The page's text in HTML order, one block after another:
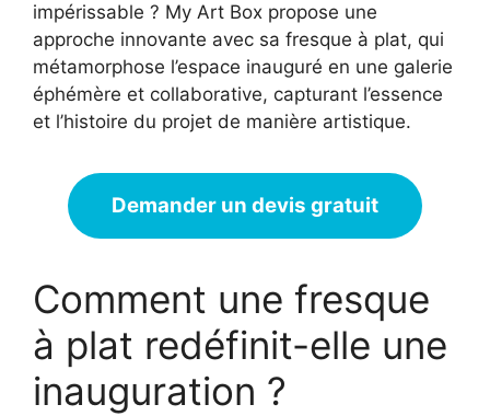
impérissable ? My Art Box propose une
approche innovante avec sa fresque à plat, qui
métamorphose l’espace inauguré en une galerie
éphémère et collaborative, capturant l’essence
et l’histoire du projet de manière artistique.
Demander un devis gratuit
Comment une fresque
à plat redéfinit-elle une
inauguration ?